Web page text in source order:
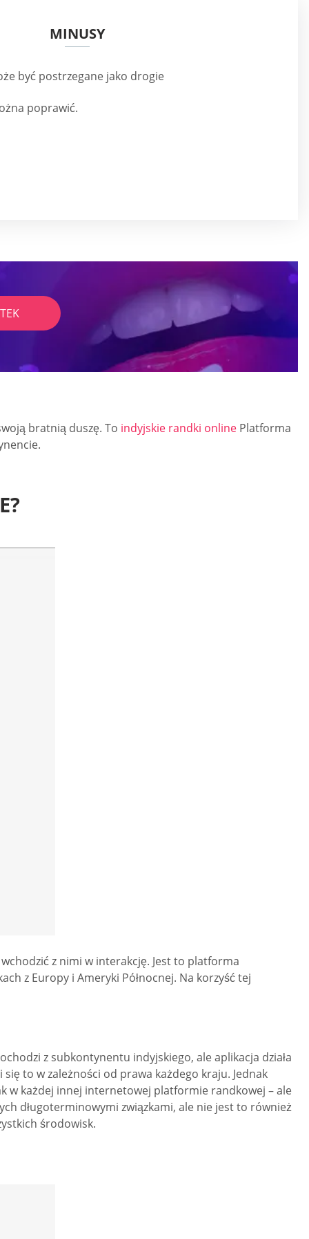
MINUSY
być postrzegane jako drogie
poprawić.
bratnią duszę. To indyjskie randki online Platforma
z nimi w interakcję. Jest to platforma
z Europy i Ameryki Północnej. Na korzyść tej
z subkontynentu indyjskiego, ale aplikacja działa
to w zależności od prawa każdego kraju. Jednak
w każdej innej internetowej platformie randkowej – ale
długoterminowymi związkami, ale nie jest to również
środowisk.